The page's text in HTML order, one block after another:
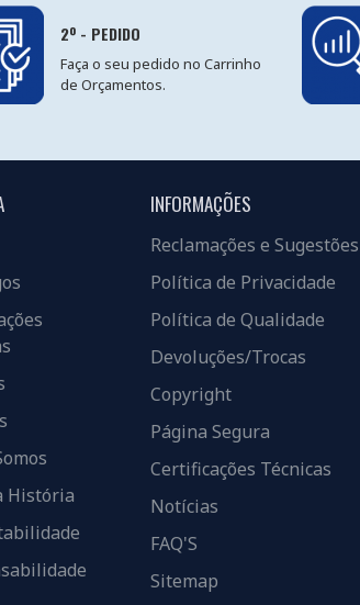
2º - PEDIDO
Faça o seu pedido no Carrinho
de Orçamentos.
História
INFORMAÇÕES
Reclamações e Sugestões
Política de Privacidade
Política de Qualidade
Devoluções/Trocas
Copyright
Página Segura
Certificações Técnicas
Notícias
FAQ'S
Sitemap